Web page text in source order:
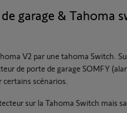
garage & Tahoma
V2 par une tahoma Switch.
de porte de garage SOMFY
scénarios.
sur la Tahoma Switch mais